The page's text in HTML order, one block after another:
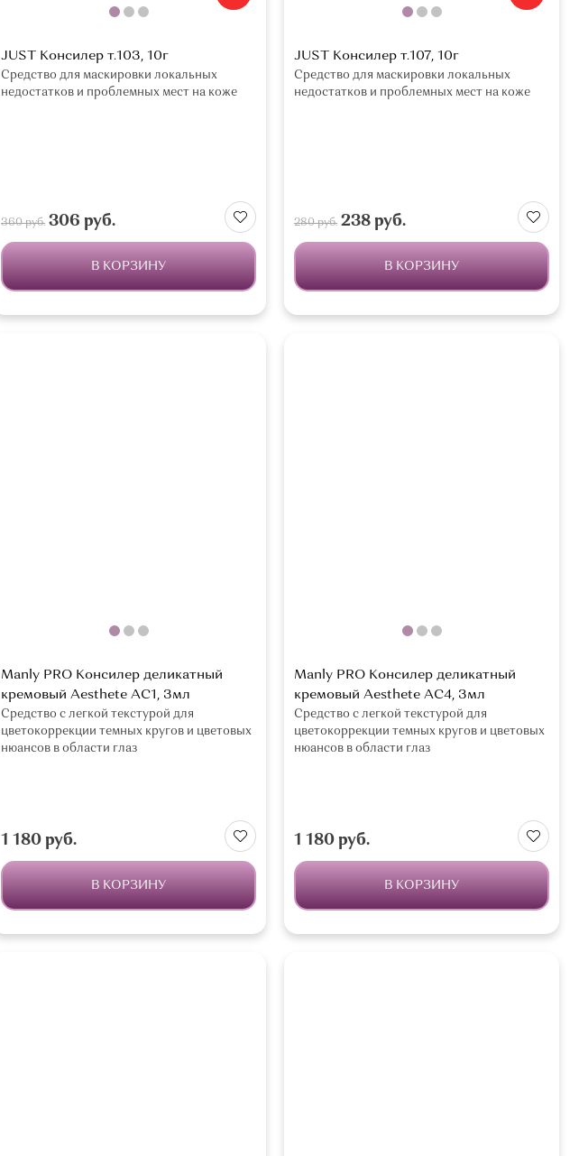
JUST Консилер т.103, 10г
Средство для маскировки локальных
недостатков и проблемных мест на коже
360 руб. 306 руб.
В КОРЗИНУ
JUST Консилер т.107, 10г
Средство для маскировки локальных
недостатков и проблемных мест на коже
280 руб. 238 руб.
В КОРЗИНУ
Manly PRO Консилер деликатный
кремовый Aesthete AC1, 3мл
Средство с легкой текстурой для
цветокоррекции темных кругов и цветовых
нюансов в области глаз
1 180 руб.
В КОРЗИНУ
Manly PRO Консилер деликатный
кремовый Aesthete AC4, 3мл
Средство с легкой текстурой для
цветокоррекции темных кругов и цветовых
нюансов в области глаз
1 180 руб.
В КОРЗИНУ